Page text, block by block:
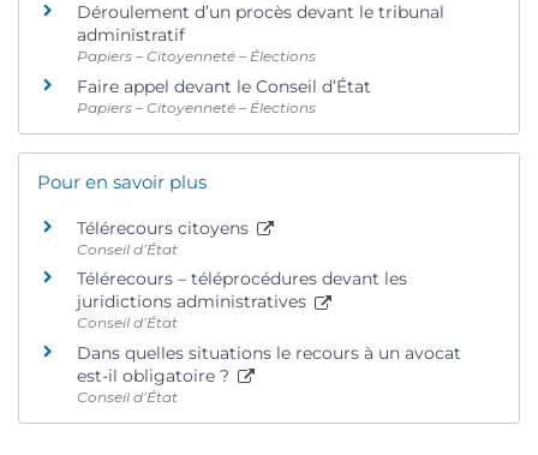
Déroulement d’un procès devant le tribunal
administratif
Papiers – Citoyenneté – Élections
Faire appel devant le Conseil d’État
Papiers – Citoyenneté – Élections
Pour en savoir plus
Télérecours citoyens
Conseil d’État
Télérecours – téléprocédures devant les
juridictions administratives
Conseil d’État
Dans quelles situations le recours à un avocat
est-il obligatoire ?
Conseil d’État